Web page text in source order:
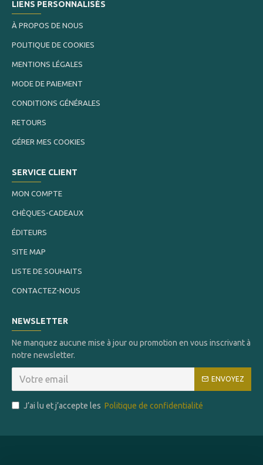
LIENS PERSONNALISÉS
À PROPOS DE NOUS
POLITIQUE DE COOKIES
MENTIONS LÉGALES
MODE DE PAIEMENT
CONDITIONS GÉNÉRALES
RETOURS
GÉRER MES COOKIES
SERVICE CLIENT
MON COMPTE
CHÈQUES-CADEAUX
ÉDITEURS
SITE MAP
LISTE DE SOUHAITS
CONTACTEZ-NOUS
NEWSLETTER
Ne manquez aucune mise à jour ou promotion en vous inscrivant à
notre newsletter.
ENVOYEZ
J’ai lu et j’accepte les Politique de confidentialité